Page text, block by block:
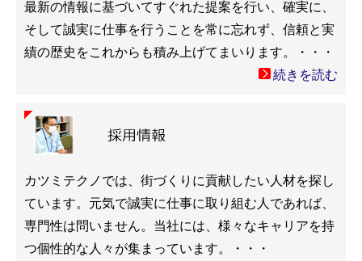
最新の情報に基づいてすぐれた提案を行い、確実に、
そして誠実に仕事を行うことを常に忘れず、信頼と実
績の歴史をこれからも積み上げてまいります。・・・
続きを読む
カツミテクノでは、街づくりに貢献したい人材を探し
ています。元気で誠実に仕事に取り組む人であれば、
専門性は問いません。当社には、様々なキャリアを持
つ個性的な人々が集まっています。・・・